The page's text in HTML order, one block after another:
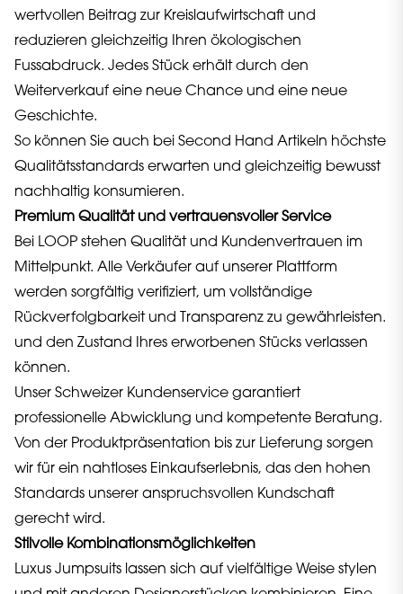
wertvollen Beitrag zur Kreislaufwirtschaft und
reduzieren gleichzeitig Ihren ökologischen
Fussabdruck. Jedes Stück erhält durch den
Weiterverkauf eine neue Chance und eine neue
Geschichte.
So können Sie auch bei Second Hand Artikeln höchste
Qualitätsstandards erwarten und gleichzeitig bewusst
nachhaltig konsumieren.
Premium Qualität und vertrauensvoller Service
Bei LOOP stehen Qualität und Kundenvertrauen im
Mittelpunkt. Alle Verkäufer auf unserer Plattform
werden sorgfältig verifiziert, um vollständige
Rückverfolgbarkeit und Transparenz zu gewährleisten.
und den Zustand Ihres erworbenen Stücks verlassen
können.
Unser Schweizer Kundenservice garantiert
professionelle Abwicklung und kompetente Beratung.
Von der Produktpräsentation bis zur Lieferung sorgen
wir für ein nahtloses Einkaufserlebnis, das den hohen
Standards unserer anspruchsvollen Kundschaft
gerecht wird.
Stilvolle Kombinationsmöglichkeiten
Luxus Jumpsuits lassen sich auf vielfältige Weise stylen